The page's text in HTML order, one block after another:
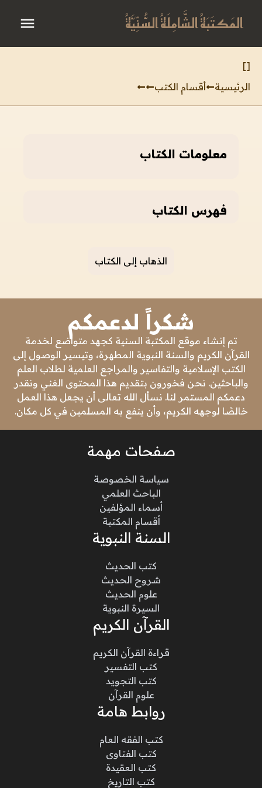
المَكتَبَةُ الشَّامِلَةُ السُّنِّيَّةُ
[
]
الرئيسية
أقسام الكتب
معلومات الكتاب
فهرس الكتاب
الذهاب إلى الكتاب
شكراً لدعمكم
تم إنشاء موقع المكتبة السنية كجهد متواضع لخدمة
القرآن الكريم والسنة النبوية المطهرة، وتيسير الوصول إلى
الكتب الإسلامية والتفاسير والمراجع العلمية لطلاب العلم
والباحثين. نحن فخورون بتقديم هذا المحتوى الغني ونقدر
دعمكم المستمر لنا. نسأل الله تعالى أن يجعل هذا العمل
خالصًا لوجهه الكريم، وأن ينفع به المسلمين في كل مكان.
صفحات مهمة
سياسة الخصوصة
الباحث العلمي
أسماء المؤلفين
أقسام المكتبة
السنة النبوية
كتب الحديث
شروح الحديث
علوم الحديث
السيرة النبوية
القرآن الكريم
قراءة القرآن الكريم
كتب التفسير
كتب التجويد
علوم القرآن
روابط هامة
كتب الفقه العام
كتب الفتاوى
كتب العقيدة
كتب التاريخ